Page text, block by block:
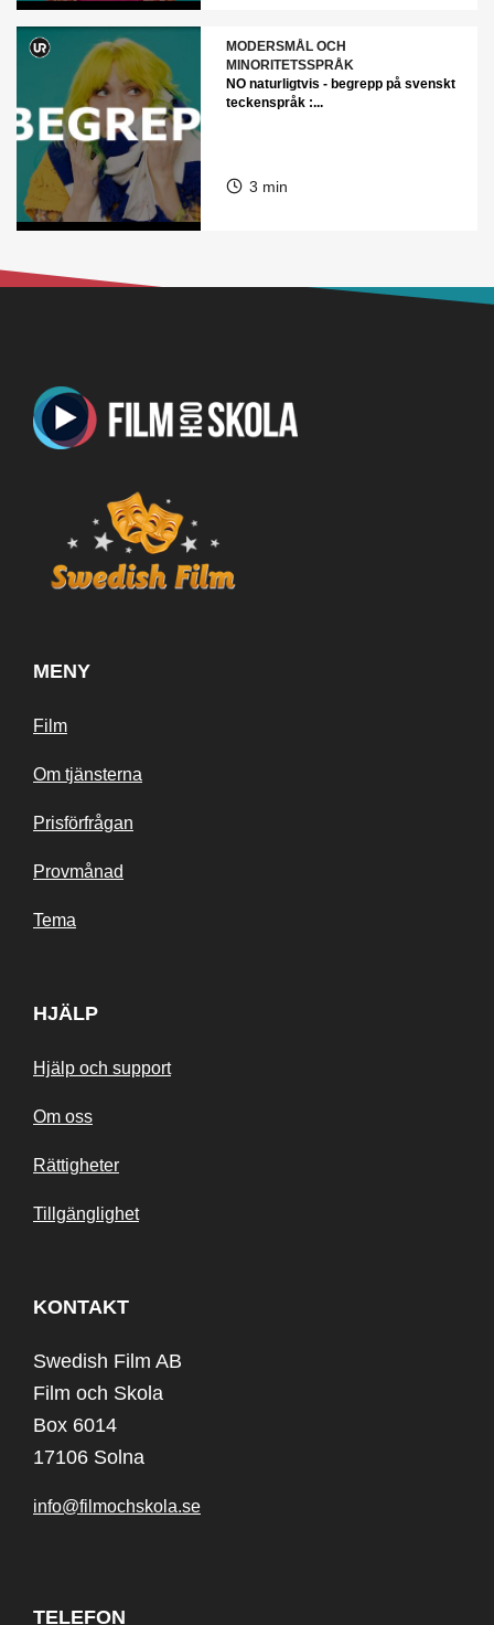
MODERSMÅL OCH
MINORITETSSPRÅK
NO naturligtvis - begrepp på svenskt
teckenspråk :...
3 min
MENY
Film
Om tjänsterna
Prisförfrågan
Provmånad
Tema
HJÄLP
Hjälp och support
Om oss
Rättigheter
Tillgänglighet
KONTAKT
Swedish Film AB
Film och Skola
Box 6014
17106 Solna
info@filmochskola.se
TELEFON